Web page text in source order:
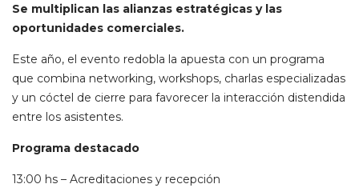
Se multiplican las alianzas estratégicas y las
oportunidades comerciales.
Este año, el evento redobla la apuesta con un programa
que combina networking, workshops, charlas especializadas
y un cóctel de cierre para favorecer la interacción distendida
entre los asistentes.
Programa destacado
13:00 hs – Acreditaciones y recepción